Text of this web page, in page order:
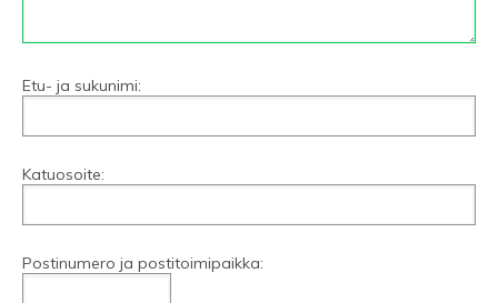
Etu- ja sukunimi:
Katuosoite:
Postinumero ja postitoimipaikka: